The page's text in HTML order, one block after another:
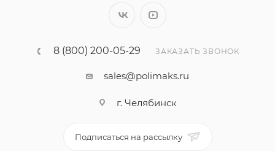
8 (800) 200-05-29 ЗАКАЗАТЬ ЗВОНОК
sales@polimaks.ru
г. Челябинск
Подписаться на рассылку